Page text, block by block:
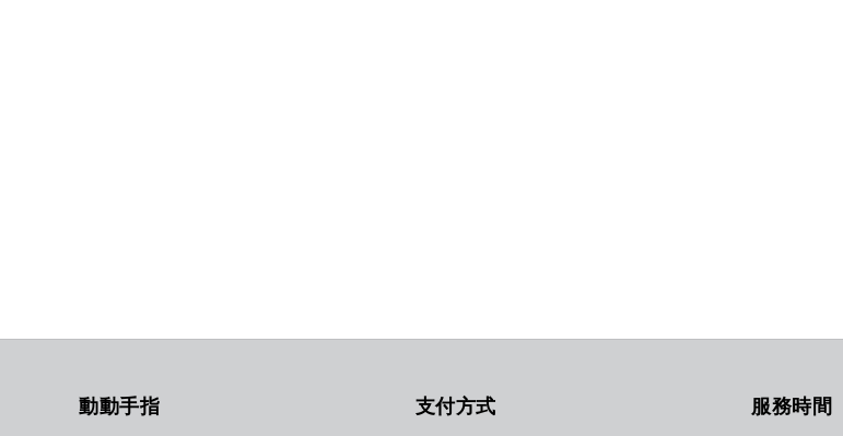
動動手指 支付方式 服務時間